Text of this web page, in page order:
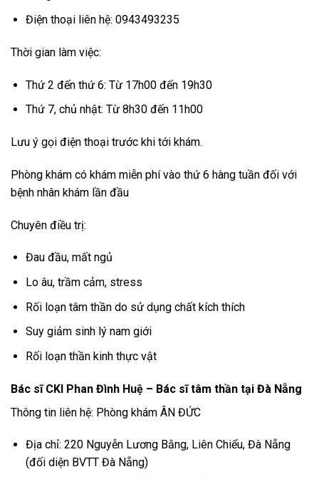
Điện thoại liên hệ: 0943493235
Thời gian làm việc:
Thứ 2 đến thứ 6: Từ 17h00 đến 19h30
Thứ 7, chủ nhật: Từ 8h30 đến 11h00
Lưu ý gọi điện thoại trước khi tới khám.
Phòng khám có khám miễn phí vào thứ 6 hàng tuần đối với
bệnh nhân khám lần đầu
Chuyên điều trị:
Đau đầu, mất ngủ
Lo âu, trầm cảm, stress
Rối loạn tâm thần do sử dụng chất kích thích
Suy giảm sinh lý nam giới
Rối loạn thần kinh thực vật
Bác sĩ CKI Phan Đình Huệ – Bác sĩ tâm thần tại Đà Nẵng
Thông tin liên hệ: Phòng khám ÂN ĐỨC
Địa chỉ: 220 Nguyễn Lương Bằng, Liên Chiểu, Đà Nẵng
(đối diện BVTT Đà Nẵng)